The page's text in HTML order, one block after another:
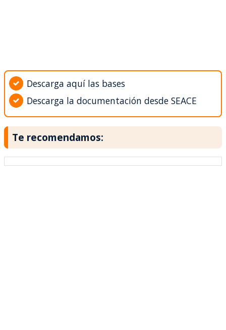
Descarga aquí las bases
Descarga la documentación desde SEACE
Te recomendamos: